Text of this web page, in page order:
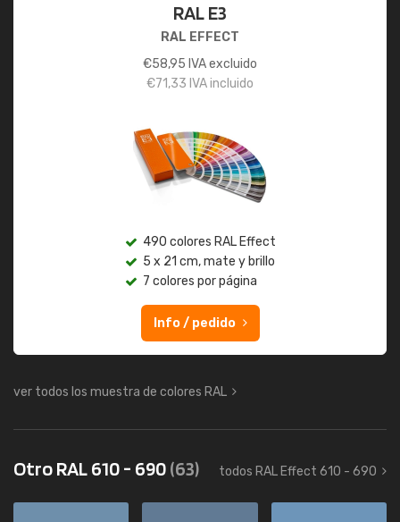
RAL E3
RAL EFFECT
€58,95 IVA excluido
€71,33 IVA incluido
490 colores RAL Effect
5 x 21 cm, mate y brillo
7 colores por página
Info / pedido
ver todos los muestra de colores RAL
Otro RAL 610 - 690(63) todos RAL Effect 610 - 690